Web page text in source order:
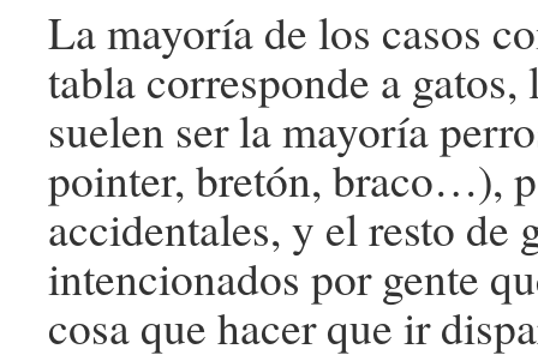
La mayoría de los casos
tabla corresponde a gatos,
suelen ser la mayoría
pointer, bretón, braco…),
accidentales, y el resto de
intencionados por gente
cosa que hacer que ir